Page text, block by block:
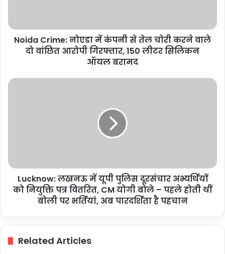
करने
वाले
गिरफ्तार,
Noida Crime: नोएडा में कंपनी से तेल चोरी करने वाले
दो वांछित आरोपी गिरफ्तार, 150 लीटर सिलिकन
ऑयल बरामद
Lucknow:
नियुक्ति
वितरित,
Lucknow: लखनऊ में यूपी पुलिस दूरसंचार अभ्यर्थियों
को नियुक्ति पत्र वितरित, CM योगी बोले – पहले होती थीं
बोली पर भर्तियां, अब पारदर्शिता है पहचान
Related Articles